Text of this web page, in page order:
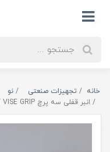
خانه تجهیزات صنعتی
نو
انبر قفلی سه پرچ VISE GRIP آمریکا مدل Cr-V USA